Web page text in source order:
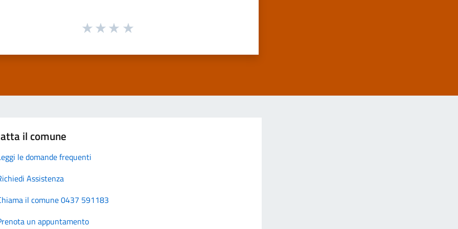
il comune
le domande frequenti
Assistenza
il comune 0437 591183
un appuntamento